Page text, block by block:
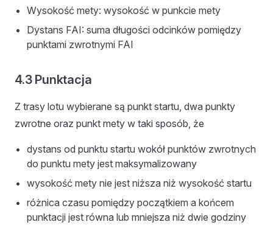
Wysokość mety: wysokość w punkcie mety
Dystans FAI: suma długości odcinków pomiędzy
punktami zwrotnymi FAI
4.3 Punktacja
Z trasy lotu wybierane są punkt startu, dwa punkty
zwrotne oraz punkt mety w taki sposób, że
dystans od punktu startu wokół punktów zwrotnych
do punktu mety jest maksymalizowany
wysokość mety nie jest niższa niż wysokość startu
różnica czasu pomiędzy początkiem a końcem
punktacji jest równa lub mniejsza niż dwie godziny